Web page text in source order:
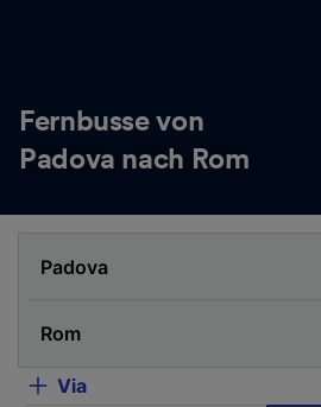
Fernbusse von
Padova nach Rom
Via